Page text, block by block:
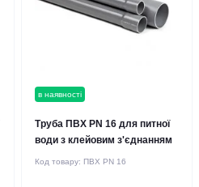
в наявності
Труба ПВХ PN 16 для питної
води з клейовим з'єднанням
Код товару: ПВХ PN 16